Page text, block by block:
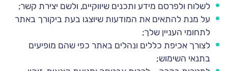
לשלוח ולפרסם מידע ותכנים שיווקיים, ולשם יצירת קשר;
על מנת להתאים את המודעות שיוצגו בעת ביקורך באתר
לתחומי העניין שלך;
לצורך אכיפת כללים ונהלים באתר כפי שהם מופיעים
בתנאי השימוש;